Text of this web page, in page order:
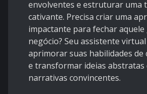
envolventes e estruturar uma
cativante. Precisa criar uma
impactante para fechar aquele
negócio? Seu assistente
aprimorar suas habilidades de
e transformar ideias abstratas
narrativas convincentes.